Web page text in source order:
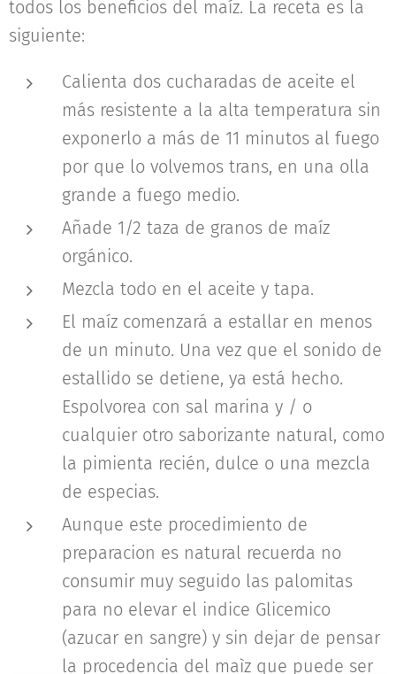
todos los beneficios del maíz. La receta es la
siguiente:
Calienta dos cucharadas de aceite el
más resistente a la alta temperatura sin
exponerlo a más de 11 minutos al fuego
por que lo volvemos trans, en una olla
grande a fuego medio.
Añade 1/2 taza de granos de maíz
orgánico.
Mezcla todo en el aceite y tapa.
El maíz comenzará a estallar en menos
de un minuto. Una vez que el sonido de
estallido se detiene, ya está hecho.
Espolvorea con sal marina y / o
cualquier otro saborizante natural, como
la pimienta recién, dulce o una mezcla
de especias.
Aunque este procedimiento de
preparacion es natural recuerda no
consumir muy seguido las palomitas
para no elevar el indice Glicemico
(azucar en sangre) y sin dejar de pensar
la procedencia del maìz que puede ser